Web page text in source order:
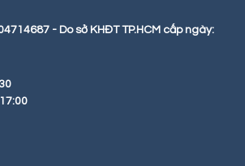
- Do sở KHĐT TP.HCM cấp ngày: